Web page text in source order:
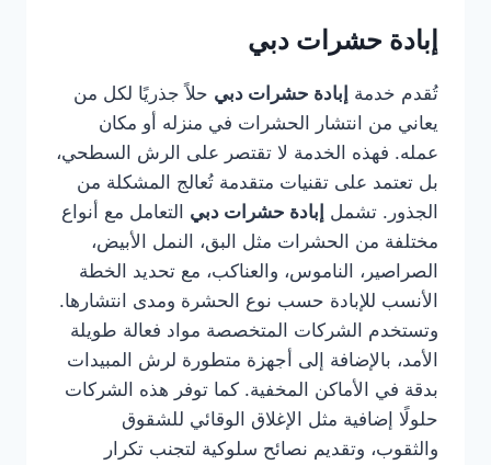
إبادة حشرات دبي
تُقدم خدمة إبادة حشرات دبي حلاً جذريًا لكل من
يعاني من انتشار الحشرات في منزله أو مكان
عمله. فهذه الخدمة لا تقتصر على الرش السطحي،
بل تعتمد على تقنيات متقدمة تُعالج المشكلة من
الجذور. تشمل إبادة حشرات دبي التعامل مع أنواع
مختلفة من الحشرات مثل البق، النمل الأبيض،
الصراصير، الناموس، والعناكب، مع تحديد الخطة
الأنسب للإبادة حسب نوع الحشرة ومدى انتشارها.
وتستخدم الشركات المتخصصة مواد فعالة طويلة
الأمد، بالإضافة إلى أجهزة متطورة لرش المبيدات
بدقة في الأماكن المخفية. كما توفر هذه الشركات
حلولًا إضافية مثل الإغلاق الوقائي للشقوق
والثقوب، وتقديم نصائح سلوكية لتجنب تكرار